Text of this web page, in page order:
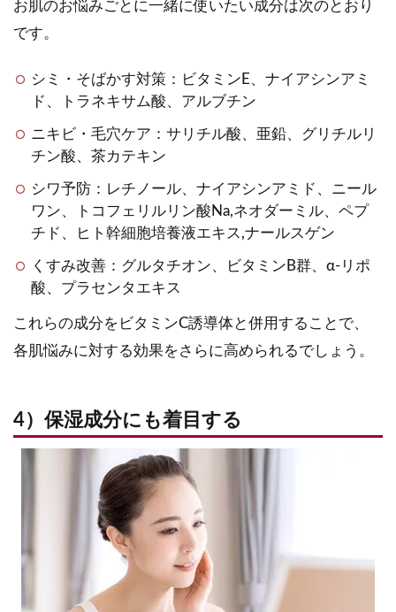
お肌のお悩みごとに一緒に使いたい成分は次のとおり
です。
シミ・そばかす対策：ビタミンE、ナイアシンアミ
ド、トラネキサム酸、アルブチン
ニキビ・毛穴ケア：サリチル酸、亜鉛、グリチルリ
チン酸、茶カテキン
シワ予防：レチノール、ナイアシンアミド、ニール
ワン、トコフェリルリン酸Na,ネオダーミル、ペプ
チド、ヒト幹細胞培養液エキス,ナールスゲン
くすみ改善：グルタチオン、ビタミンB群、α-リポ
酸、プラセンタエキス
これらの成分をビタミンC誘導体と併用することで、
各肌悩みに対する効果をさらに高められるでしょう。
4）保湿成分にも着目する